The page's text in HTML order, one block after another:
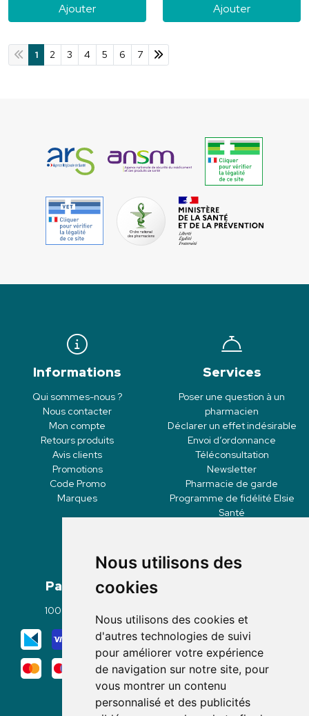
Nous utilisons des
cookies
Nous utilisons des cookies et
d'autres technologies de suivi
pour améliorer votre expérience
de navigation sur notre site, pour
vous montrer un contenu
personnalisé et des publicités
Ajouter Ajouter
1 2 3 4 5 6 7
Informations
Qui sommes-nous ?
Nous contacter
Mon compte
Retours produits
Avis clients
Promotions
Code Promo
Marques
Services
Poser une question à un
pharmacien
Déclarer un effet indésirable
Envoi d’ordonnance
Téléconsultation
Newsletter
Pharmacie de garde
Programme de fidélité Elsie
Santé
Paiement
100% sécurisé
Mode de livraison